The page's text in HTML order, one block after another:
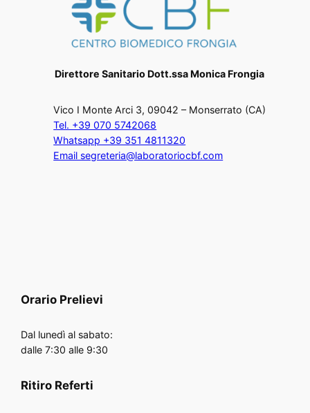
Direttore Sanitario Dott.ssa Monica Frongia
Vico I Monte Arci 3, 09042 – Monserrato (CA)
Tel. +39 070 5742068
Whatsapp +39 351 4811320
Email segreteria@laboratoriocbf.com
Orario Prelievi
Dal lunedì al sabato:
dalle 7:30 alle 9:30
Ritiro Referti